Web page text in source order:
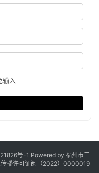
输入
号-1 Powered by 福州市三
传播许可证闽（2022）0000019